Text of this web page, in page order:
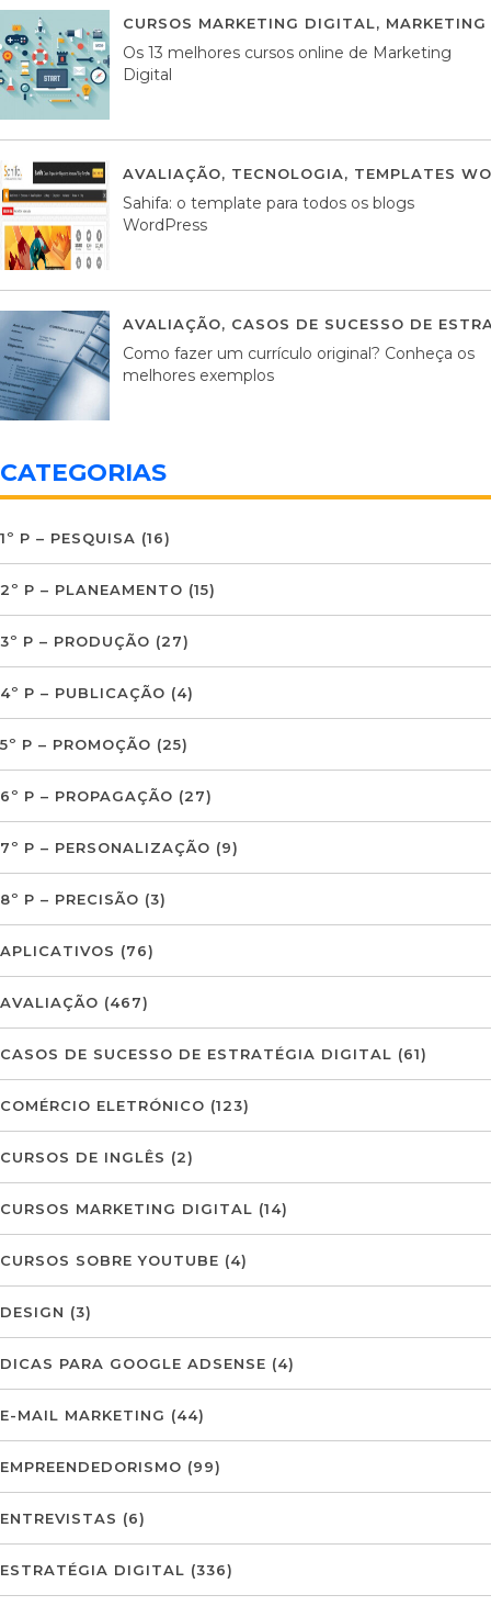
CURSOS MARKETING DIGITAL,
Os 13 melhores cursos online de Marketing
Digital
AVALIAÇÃO, TECNOLOGIA, TEMPLATES
Sahifa: o template para todos os blogs
WordPress
AVALIAÇÃO, CASOS DE SUCESSO DE
Como fazer um currículo original? Conheça os
melhores exemplos
CATEGORIAS
1º P – PESQUISA (16)
2º P – PLANEAMENTO (15)
3º P – PRODUÇÃO (27)
4º P – PUBLICAÇÃO (4)
5º P – PROMOÇÃO (25)
6º P – PROPAGAÇÃO (27)
7º P – PERSONALIZAÇÃO (9)
8º P – PRECISÃO (3)
APLICATIVOS (76)
AVALIAÇÃO (467)
CASOS DE SUCESSO DE ESTRATÉGIA DIGITAL (61)
COMÉRCIO ELETRÓNICO (123)
CURSOS DE INGLÊS (2)
CURSOS MARKETING DIGITAL (14)
CURSOS SOBRE YOUTUBE (4)
DESIGN (3)
DICAS PARA GOOGLE ADSENSE (4)
E-MAIL MARKETING (44)
EMPREENDEDORISMO (99)
ENTREVISTAS (6)
ESTRATÉGIA DIGITAL (336)